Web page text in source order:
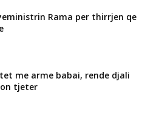
Rama per thirrjen qe
me arme babai, rende djali
tjeter